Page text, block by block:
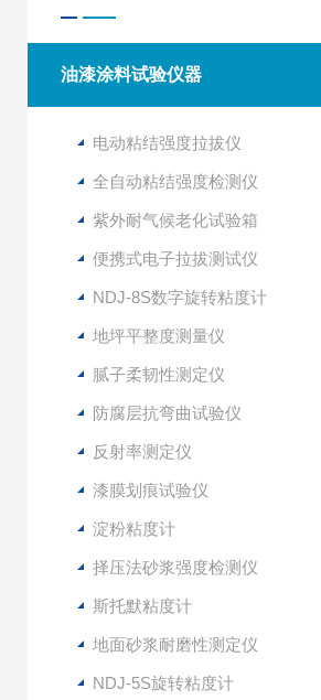
油漆涂料试验仪器
电动粘结强度拉拔仪
全自动粘结强度检测仪
紫外耐气候老化试验箱
便携式电子拉拔测试仪
NDJ-8S数字旋转粘度计
地坪平整度测量仪
腻子柔韧性测定仪
防腐层抗弯曲试验仪
反射率测定仪
漆膜划痕试验仪
淀粉粘度计
择压法砂浆强度检测仪
斯托默粘度计
地面砂浆耐磨性测定仪
NDJ-5S旋转粘度计